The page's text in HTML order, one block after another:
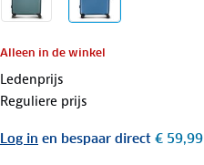
Alleen in de winkel
Ledenprijs
Reguliere prijs
Log in en bespaar direct € 59,99